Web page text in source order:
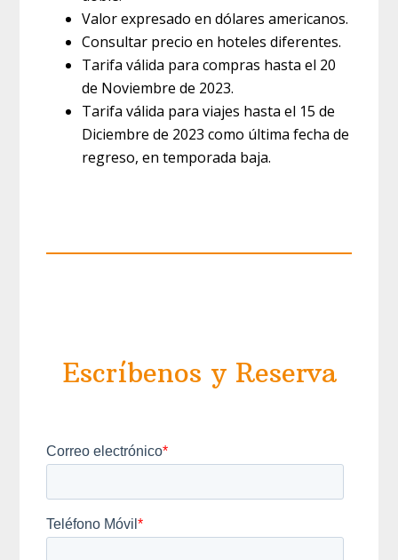
Valor expresado en dólares americanos.
Consultar precio en hoteles diferentes.
Tarifa válida para compras hasta el 20
de Noviembre de 2023.
Tarifa válida para viajes hasta el 15 de
Diciembre de 2023 como última fecha de
regreso, en temporada baja.
Escríbenos y Reserva